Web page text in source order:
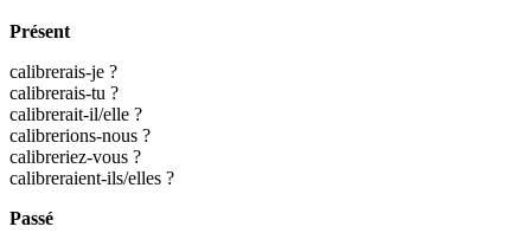
Présent
calibrerais-je ?
calibrerais-tu ?
calibrerait-il/elle ?
calibrerions-nous ?
calibreriez-vous ?
calibreraient-ils/elles ?
Passé